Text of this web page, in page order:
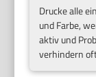
Drucke alle
und Farbe,
aktiv und
verhindern